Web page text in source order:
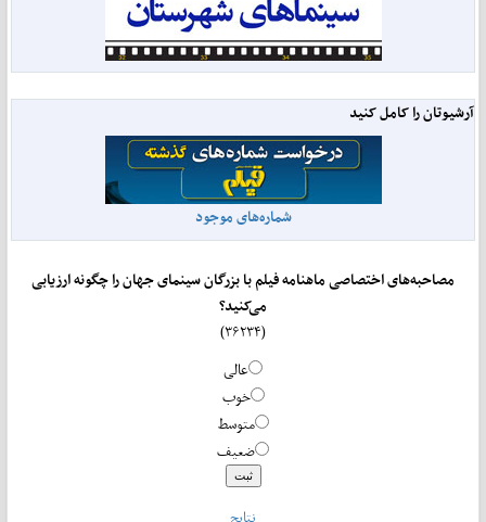
آرشیوتان را کامل کنید
شماره‌های موجود
مصاحبه‌های اختصاصی ماهنامه فیلم با بزرگان سینمای جهان را چگونه ارزیابی
می‌کنید؟
عالی
خوب
متوسط
ضعیف